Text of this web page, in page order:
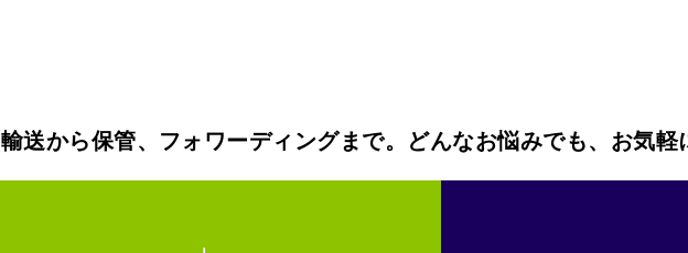
輸送から保管、フォワーディングまで。どんなお悩みでも、お気軽